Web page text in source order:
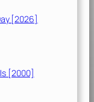
[2026]
[2000]